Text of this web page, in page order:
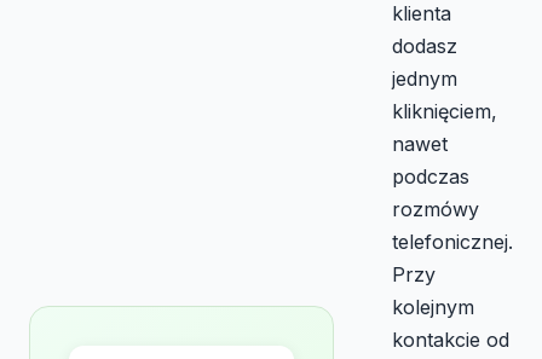
klienta
dodasz
jednym
kliknięciem,
nawet
podczas
rozmówy
telefonicznej.
Przy
kolejnym
kontakcie od